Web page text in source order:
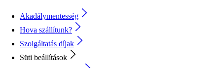
Akadálymentesség
Hova szállítunk?
Szolgáltatás díjak
Süti beállítások